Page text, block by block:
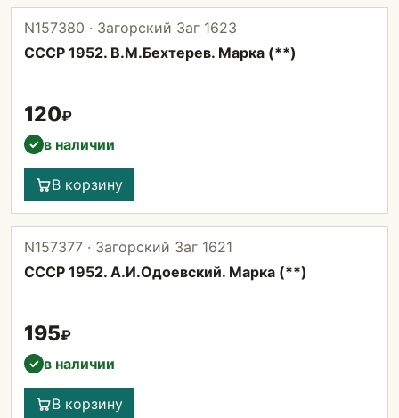
N157380 · Загорский Заг 1623
СССР 1952. В.М.Бехтерев. Марка (**)
120₽
✓ в наличии
В корзину
N157377 · Загорский Заг 1621
СССР 1952. А.И.Одоевский. Марка (**)
195₽
✓ в наличии
В корзину